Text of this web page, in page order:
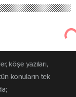
köşe yazıları,
konuların tek